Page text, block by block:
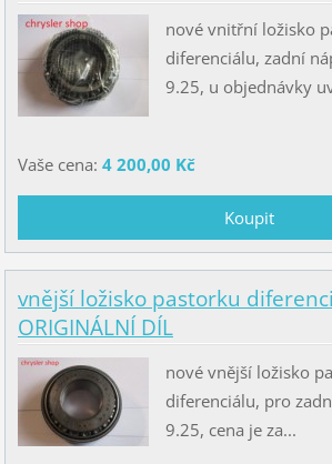
nové vnitřní ložisko
diferenciálu, zadní
9.25, u objednávky
Vaše cena: 4 200,00 Kč
vnější ložisko pastorku
ORIGINÁLNÍ DÍL
nové vnější ložisko
diferenciálu, pro
9.25, cena je za...